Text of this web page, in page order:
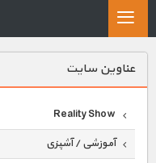
عناوين سايت
Reality Show
آموزشی / آشپزی